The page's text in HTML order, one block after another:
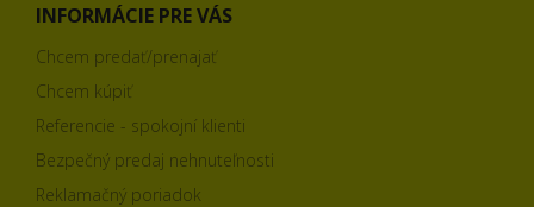
INFORMÁCIE PRE VÁS
Chcem predať/prenajať
Chcem kúpiť
Referencie - spokojní klienti
Bezpečný predaj nehnuteľnosti
Reklamačný poriadok